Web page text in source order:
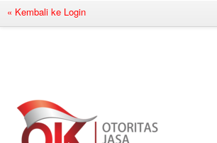
« Kembali ke Login